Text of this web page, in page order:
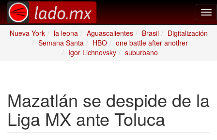
Nueva York
la leona Aguascalientes Brasil
Digitalización
Semana Santa
HBO
one battle after another
Igor Lichnovsky
suburbano
Mazatlán se despide de la
Liga MX ante Toluca